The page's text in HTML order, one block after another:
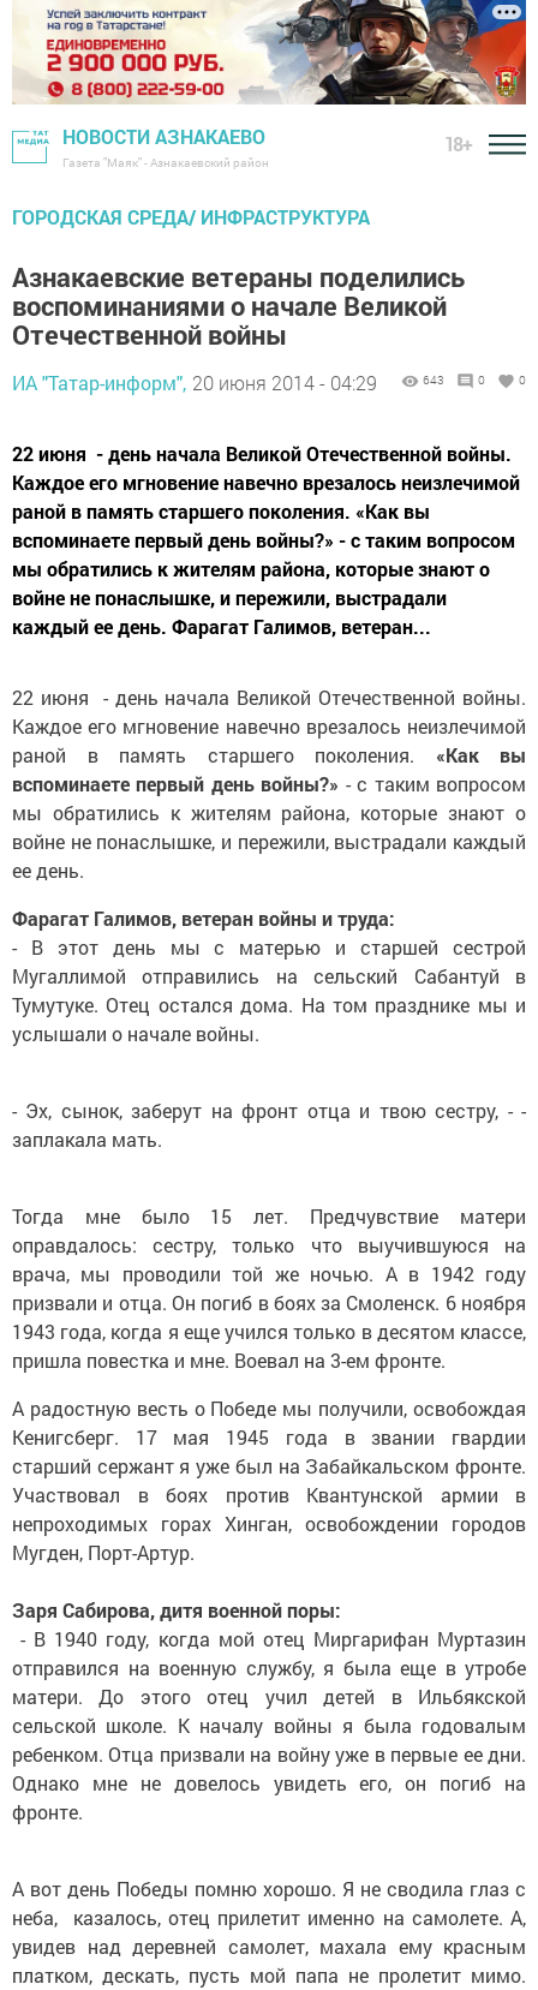
НОВОСТИ АЗНАКАЕВО
Газета "Маяк" - Азнакаевский район
18+
ГОРОДСКАЯ СРЕДА/ ИНФРАСТРУКТУРА
Азнакаевские ветераны поделились
воспоминаниями о начале Великой
Отечественной войны
ИА "Татар-информ", 20 июня 2014 - 04:29 643 0 0
22 июня ­ - день начала Великой Отечественной войны.
Каждое его мгновение навечно врезалось неизлечимой
раной в память старшего поколения. «Как вы
вспоминаете первый день войны?» - c таким вопросом
мы обратились к жителям района, которые знают о
войне не понаслышке, и пережили, выстрадали
каждый ее день. Фарагат Галимов, ветеран...
22 июня ­ - день начала Великой Отечественной войны.
Каждое его мгновение навечно врезалось неизлечимой
раной в память старшего поколения. «Как вы
вспоминаете первый день войны?» - c таким вопросом
мы обратились к жителям района, которые знают о
войне не понаслышке, и пережили, выстрадали каждый
ее день.
Фарагат Галимов, ветеран войны и труда:
-­ В этот день мы с матерью и старшей сестрой
Мугаллимой отправились на сельский Сабантуй в
Тумутуке. Отец остался дома. На том празднике мы и
услышали о начале войны.
- Эх, сынок, заберут на фронт отца и твою сестру, - ­
заплакала мать.
Тогда мне было 15 лет. Предчувствие матери
оправдалось: сестру, только что выучившуюся на
врача, мы проводили той же ночью. А в 1942 году
призвали и отца. Он погиб в боях за Смоленск. 6 ноября
1943 года, когда я еще учился только в десятом классе,
пришла повестка и мне. Воевал на 3-ем фронте.
А радостную весть о Победе мы получили, освобождая
Кенигсберг. 17 мая 1945 года в звании гвардии
старший сержант я уже был на Забайкальском фронте.
Участвовал в боях против Квантунской армии в
непроходимых горах Хинган, освобождении городов
Мугден, Порт-Артур.
Заря Сабирова, дитя военной поры:
­ - В 1940 году, когда мой отец Миргарифан Муртазин
отправился на военную службу, я была еще в утробе
матери. До этого отец учил детей в Ильбякской
сельской школе. К началу войны я была годовалым
ребенком. Отца призвали на войну уже в первые ее дни.
Однако мне не довелось увидеть его, он погиб на
фронте.
А вот день Победы помню хорошо. Я не сводила глаз с
неба, ­ казалось, отец прилетит именно на самолете. А,
увидев над деревней самолет, махала ему красным
платком, дескать, пусть мой папа не пролетит мимо.